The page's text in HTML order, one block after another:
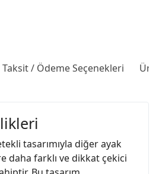
Taksit / Ödeme Seçenekleri
tasarımıyla diğer ayak
daha farklı ve dikkat çekici